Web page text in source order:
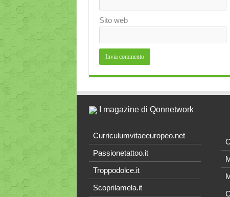
Sito web
I magazine di Qonnetwork
Curriculumvitaeeuropeo.net
Passionetattoo.it
Troppodolce.it
Scoprilamela.it